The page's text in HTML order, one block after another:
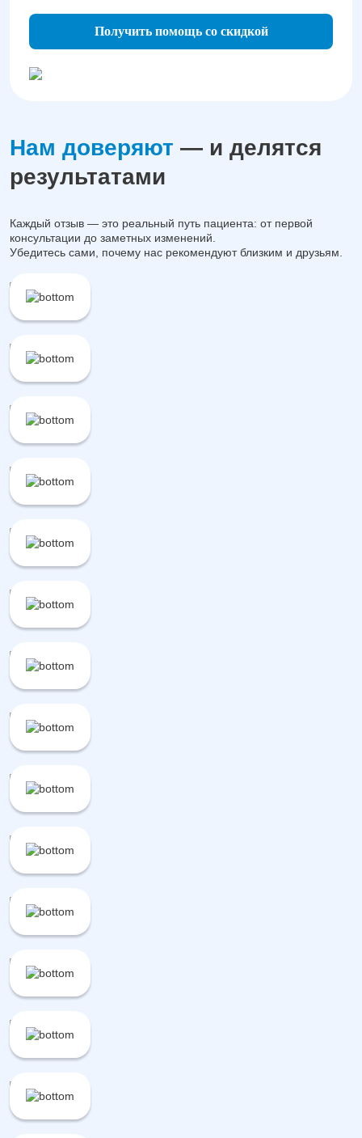
Получить помощь со скидкой
Нам доверяют — и делятся
результатами
Каждый отзыв — это реальный путь пациента: от первой
консультации до заметных изменений.
Убедитесь сами, почему нас рекомендуют близким и друзьям.